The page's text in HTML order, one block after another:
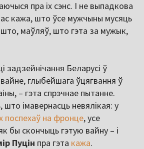
пра іх сэнс. І не выпадкова
кажа, што ўсе мужчыны мусяць
маўляў, што гэта за мужык,
задзейнічання Беларусі ў
глыбейшага ўцягвання ў
– гэта спрэчнае пытанне.
што імавернасць невялікая: у
поспехаў на фронце, усе
бы скончыць гэтую вайну – і
Пуцін пра гэта кажа.